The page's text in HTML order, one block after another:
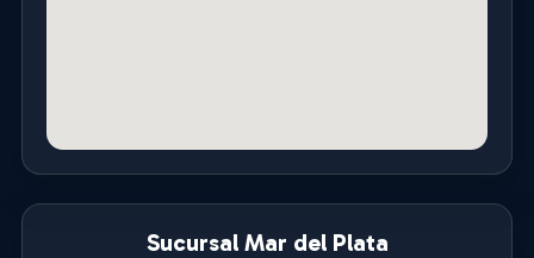
Sucursal Mar del Plata